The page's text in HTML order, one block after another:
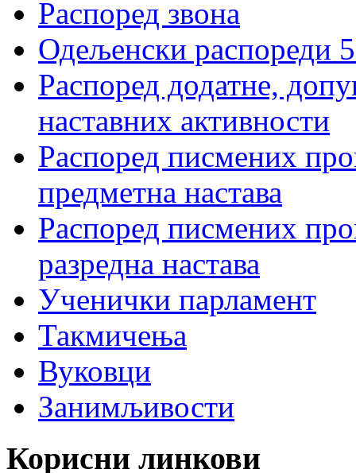
Распоред звона
Одељенски распореди
Распоред додатне,
наставних активности
Распоред писмених
предметна настава
Распоред писмених
разредна настава
Ученички парламент
Такмичења
Вуковци
Занимљивости
Корисни линкови